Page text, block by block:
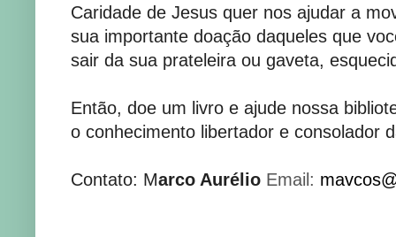
Caridade de Jesus quer nos ajudar a
sua importante doação daqueles que
sair da sua prateleira ou gaveta,
Então, doe um livro e ajude nossa
o conhecimento libertador e consolador
Contato: Marco Aurélio Email: